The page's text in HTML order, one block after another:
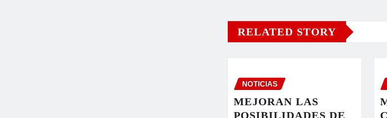
RELATED STORY
NOTICIAS
MEJORAN LAS
POSIBILIDADES DE